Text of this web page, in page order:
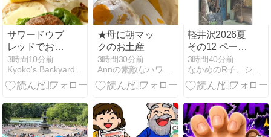
サワードウブ
レッドでおう
ちバーガー
3時間10分前
Kyoko's Backyard アメリカで田舎暮らし
★母に朝マッ
クのお土産
3時間30分前
Annの素敵なハワイLife 【アロハロードBlog】
軽井沢2026夏
その12 ペース
アラウンド
3時間40分前
なかめのR子、シアトルで駐妻になる。